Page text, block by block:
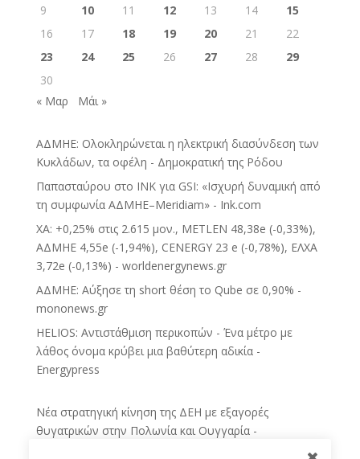
9
10 11 12 13 14
15
16
17 18 19 20 21
22
23
24 25 26 27 28
29
30
« Μαρ
Μάι »
ΑΔΜΗΕ: Ολοκληρώνεται η ηλεκτρική διασύνδεση των
Κυκλάδων, τα οφέλη - Δημοκρατική της Ρόδου
Παπασταύρου στο INK για GSI: «Ισχυρή δυναμική από
τη συμφωνία ΑΔΜΗΕ–Meridiam» - Ink.com
ΧΑ: +0,25% στις 2.615 μον., METLEN 48,38e (-0,33%),
ΑΔΜΗΕ 4,55e (-1,94%), CENERGY 23 e (-0,78%), ΕΛΧΑ
3,72e (-0,13%) - worldenergynews.gr
ΑΔΜΗΕ: Αύξησε τη short θέση το Qube σε 0,90% -
mononews.gr
HELIOS: Αντιστάθμιση περικοπών - Ένα μέτρο με
λάθος όνομα κρύβει μια βαθύτερη αδικία -
Energypress
Νέα στρατηγική κίνηση της ΔΕΗ με εξαγορές
θυγατρικών στην Πολωνία και Ουγγαρία -